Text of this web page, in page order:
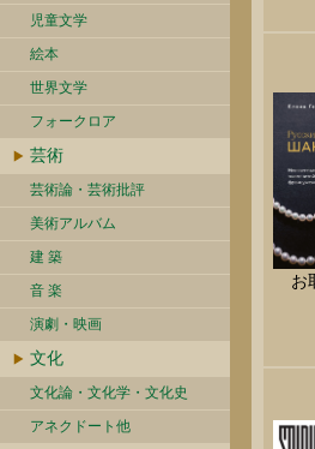
児童文学
絵本
世界文学
フォークロア
芸術
芸術論・芸術批評
美術アルバム
建 築
音 楽
演劇・映画
文化
文化論・文化学・文化史
アネクドート他
お